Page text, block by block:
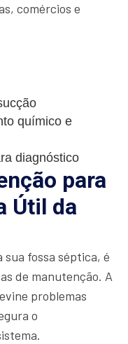
comércios e
químico e
diagnóstico
para
Útil da
fossa séptica, é
de manutenção. A
problemas
o